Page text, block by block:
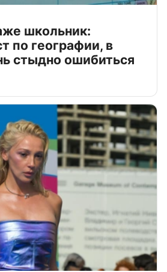
школьник:
по географии, в
стыдно ошибиться